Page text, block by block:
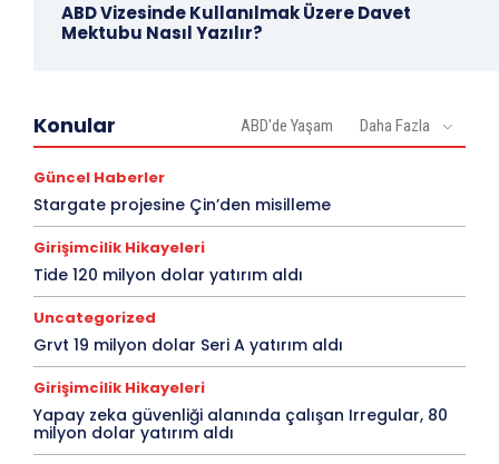
ABD Vizesinde Kullanılmak Üzere Davet
Mektubu Nasıl Yazılır?
Konular ABD'de Yaşam Daha Fazla
Güncel Haberler
Stargate projesine Çin’den misilleme
Girişimcilik Hikayeleri
Tide 120 milyon dolar yatırım aldı
Uncategorized
Grvt 19 milyon dolar Seri A yatırım aldı
Girişimcilik Hikayeleri
Yapay zeka güvenliği alanında çalışan Irregular, 80
milyon dolar yatırım aldı